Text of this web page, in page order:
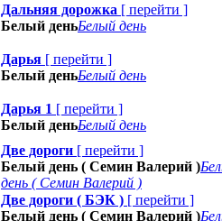
Дальняя дорожка [ перейти ]
Белый деньБелый день
Дарья [ перейти ]
Белый деньБелый день
Дарья 1 [ перейти ]
Белый деньБелый день
Две дороги [ перейти ]
Белый день ( Семин Валерий )
день ( Семин Валерий )
Две дороги ( БЭК ) [ перейти ]
Белый день ( Семин Валерий )